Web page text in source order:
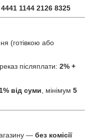
4441 1144 2126 8325
(готівкою або
післяплати: 2% +
1% від суми , мінімум 5
— без комісії